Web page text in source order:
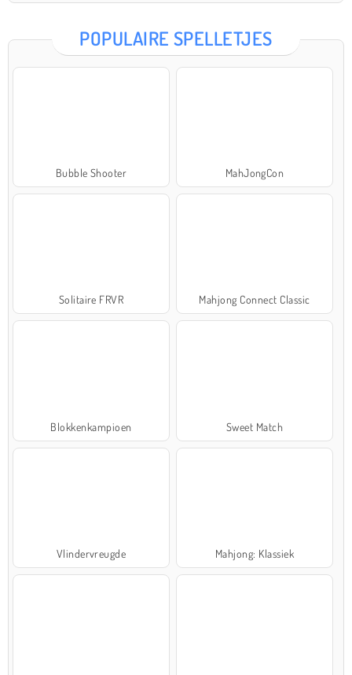
POPULAIRE SPELLETJES
Bubble Shooter MahJongCon
Solitaire FRVR Mahjong Connect Classic
Blokkenkampioen Sweet Match
Vlindervreugde Mahjong: Klassiek